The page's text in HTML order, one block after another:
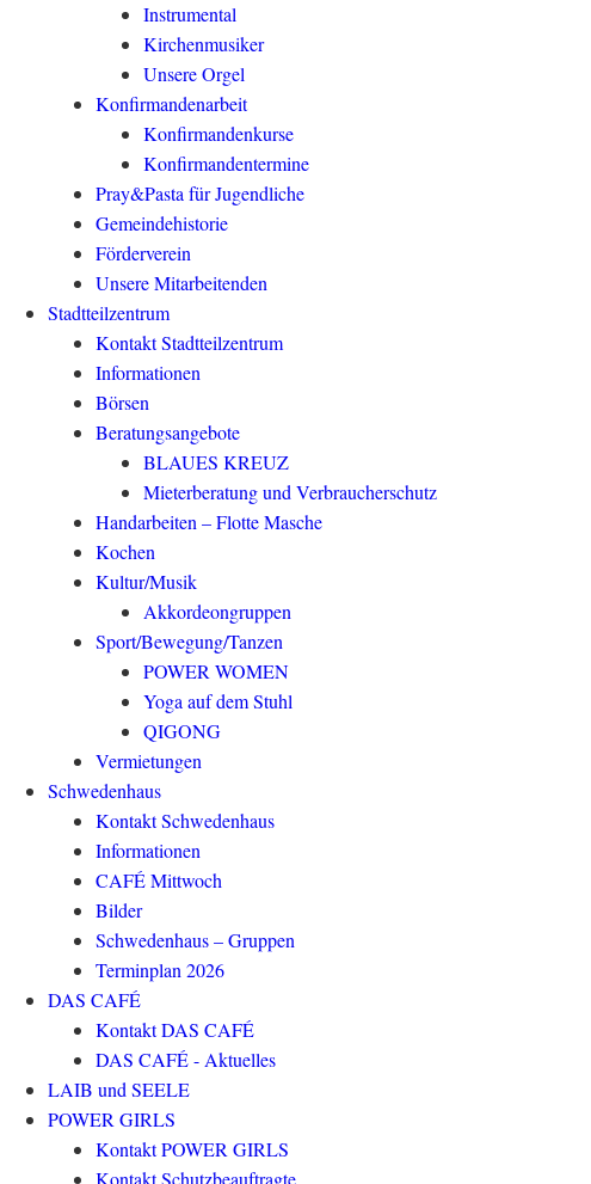
Instrumental
Kirchenmusiker
Unsere Orgel
Konfirmandenarbeit
Konfirmandenkurse
Konfirmandentermine
Pray&Pasta für Jugendliche
Gemeindehistorie
Förderverein
Unsere Mitarbeitenden
Stadtteilzentrum
Kontakt Stadtteilzentrum
Informationen
Börsen
Beratungsangebote
BLAUES KREUZ
Mieterberatung und Verbraucherschutz
Handarbeiten – Flotte Masche
Kochen
Kultur/Musik
Akkordeongruppen
Sport/Bewegung/Tanzen
POWER WOMEN
Yoga auf dem Stuhl
QIGONG
Vermietungen
Schwedenhaus
Kontakt Schwedenhaus
Informationen
CAFÉ Mittwoch
Bilder
Schwedenhaus – Gruppen
Terminplan 2026
DAS CAFÉ
Kontakt DAS CAFÉ
DAS CAFÉ - Aktuelles
LAIB und SEELE
POWER GIRLS
Kontakt POWER GIRLS
Kontakt Schutzbeauftragte